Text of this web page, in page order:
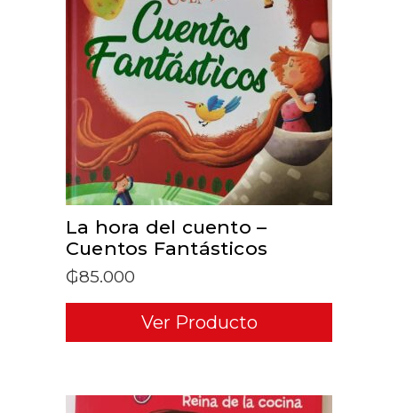
ADD TO CART
La hora del cuento –
Cuentos Fantásticos
₲85.000
Ver Producto